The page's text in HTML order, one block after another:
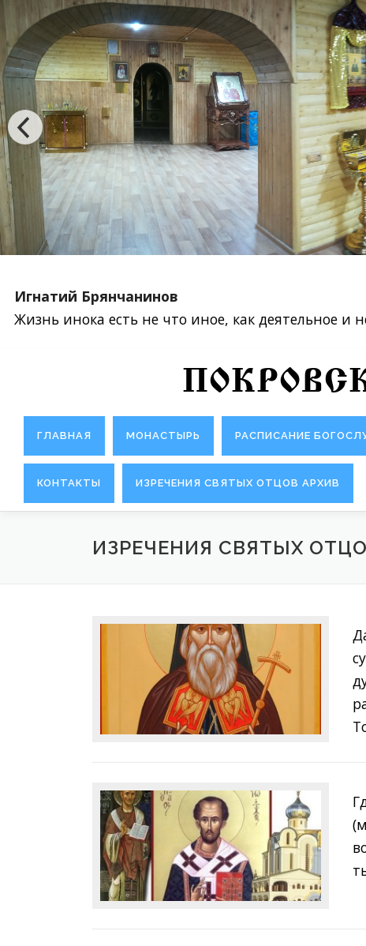
Игнатий Брянчанинов
Жизнь инока есть не что иное, как деятельное и
ГЛАВНАЯ МОНАСТЫРЬ РАСПИСАНИЕ
КОНТАКТЫ ИЗРЕЧЕНИЯ СВЯТЫХ ОТЦОВ АРХИВ
ИЗРЕЧЕНИЯ СВЯТЫХ